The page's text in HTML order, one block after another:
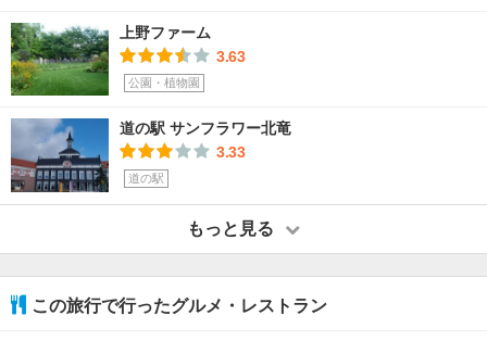
上野ファーム
3.63
公園・植物園
道の駅 サンフラワー北竜
3.33
道の駅
もっと見る
この旅行で行ったグルメ・レストラン